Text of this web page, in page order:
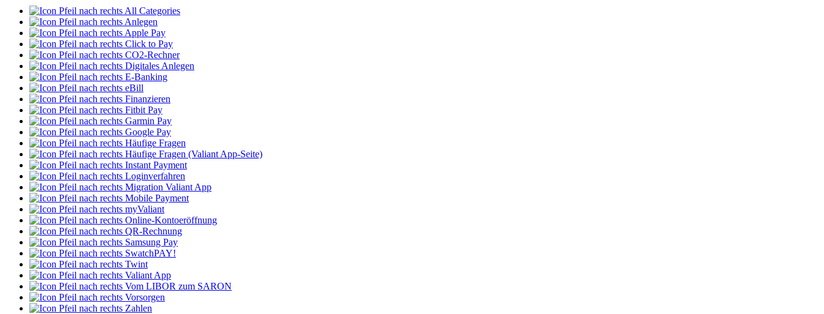
All Categories
Anlegen
Apple Pay
Click to Pay
CO2-Rechner
Digitales Anlegen
E-Banking
eBill
Finanzieren
Fitbit Pay
Garmin Pay
Google Pay
Häufige Fragen
Häufige Fragen (Valiant App-Seite)
Instant Payment
Loginverfahren
Migration Valiant App
Mobile Payment
myValiant
Online-Kontoeröffnung
QR-Rechnung
Samsung Pay
SwatchPAY!
Twint
Valiant App
Vom LIBOR zum SARON
Vorsorgen
Zahlen